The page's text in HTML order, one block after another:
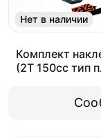
Нет в наличии
Комплект
(2T 150cc тип